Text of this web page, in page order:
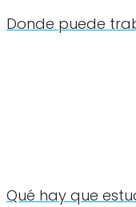
Donde puede
Qué hay que